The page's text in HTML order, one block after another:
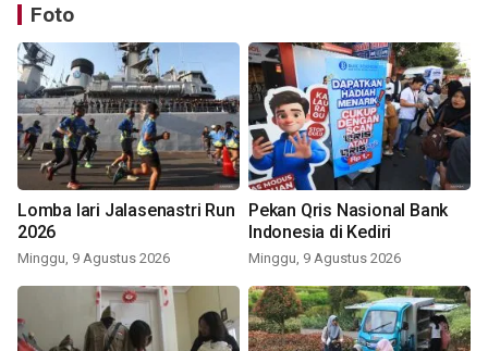
Foto
Lomba lari Jalasenastri Run
2026
Minggu, 9 Agustus 2026
Pekan Qris Nasional Bank
Indonesia di Kediri
Minggu, 9 Agustus 2026